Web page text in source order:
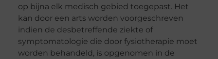
op bijna elk medisch gebied toegepast. Het
kan door een arts worden voorgeschreven
indien de desbetreffende ziekte of
symptomatologie die door fysiotherapie moet
worden behandeld, is opgenomen in de